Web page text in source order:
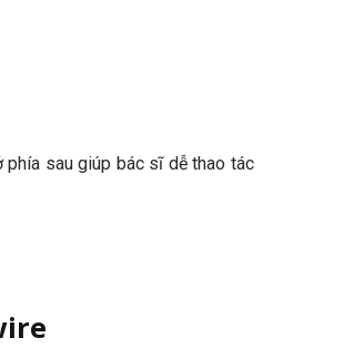
sau giúp bác sĩ dễ thao tác